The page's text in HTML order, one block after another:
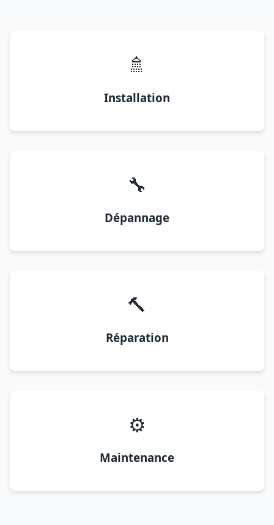
🚿
Installation
🔧
Dépannage
🔨
Réparation
⚙️
Maintenance